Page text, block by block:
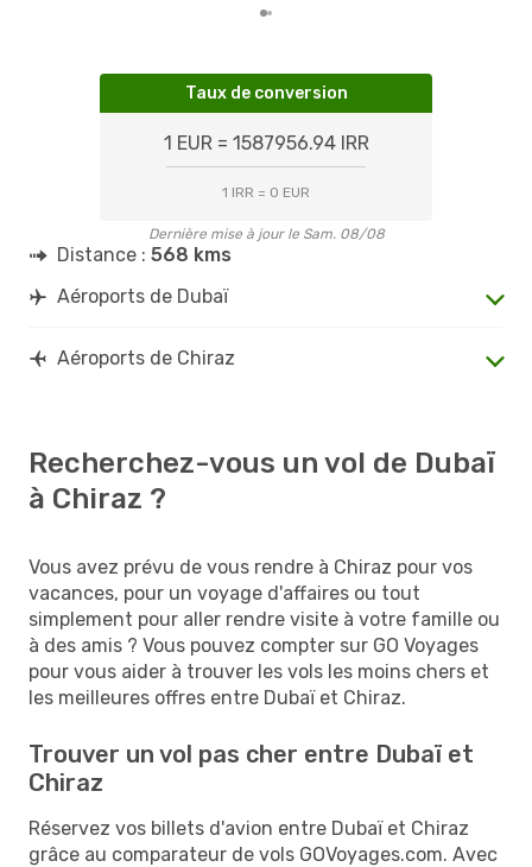
Taux de conversion
1 EUR = 1587956.94 IRR
1 IRR = 0 EUR
Dernière mise à jour le Sam. 08/08
Distance : 568 kms
Aéroports de Dubaï
Aéroports de Chiraz
Recherchez-vous un vol de Dubaï
à Chiraz ?
Vous avez prévu de vous rendre à Chiraz pour vos
vacances, pour un voyage d'affaires ou tout
simplement pour aller rendre visite à votre famille ou
à des amis ? Vous pouvez compter sur GO Voyages
pour vous aider à trouver les vols les moins chers et
les meilleures offres entre Dubaï et Chiraz.
Trouver un vol pas cher entre Dubaï et
Chiraz
Réservez vos billets d'avion entre Dubaï et Chiraz
grâce au comparateur de vols GOVoyages.com. Avec